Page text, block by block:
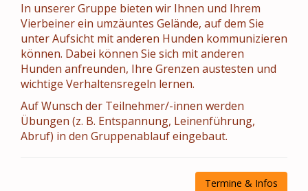
In unserer Gruppe bieten wir Ihnen und Ihrem
Vierbeiner ein umzäuntes Gelände, auf dem Sie
unter Aufsicht mit anderen Hunden kommunizieren
können. Dabei können Sie sich mit anderen
Hunden anfreunden, Ihre Grenzen austesten und
wichtige Verhaltensregeln lernen.
Auf Wunsch der Teilnehmer/-innen werden
Übungen (z. B. Entspannung, Leinenführung,
Abruf) in den Gruppenablauf eingebaut.
Termine & Infos